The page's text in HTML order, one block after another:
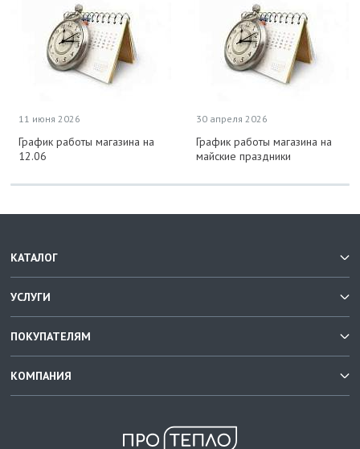
11 июня 2026
График работы магазина на
12.06
30 апреля 2026
График работы магазина на
майские праздники
КАТАЛОГ
УСЛУГИ
ПОКУПАТЕЛЯМ
КОМПАНИЯ